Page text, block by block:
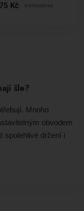
Kč 5 975,00Kč
šle?
Mnoho
obvodem
spolehlivé držení i